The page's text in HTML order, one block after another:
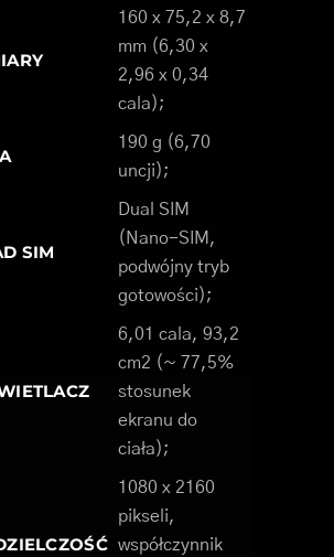
160 x 75,2 x 8,7
mm (6,30 x
2,96 x 0,34
cala);
190 g (6,70
uncji);
SIM
Dual SIM
(Nano-SIM,
podwójny tryb
gotowości);
6,01 cala, 93,2
cm2 (~ 77,5%
stosunek
ekranu do
ciała);
1080 x 2160
pikseli,
współczynnik